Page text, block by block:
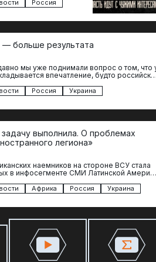
Россия
больше результата
мы уже поднимали вопрос о том, что
впечатление, будто российские
Россия Украина
выполнила. О проблемах
легиона»
наемников на стороне ВСУ стала
в инфосегменте СМИ Латинской Америки.
Африка Россия Украина